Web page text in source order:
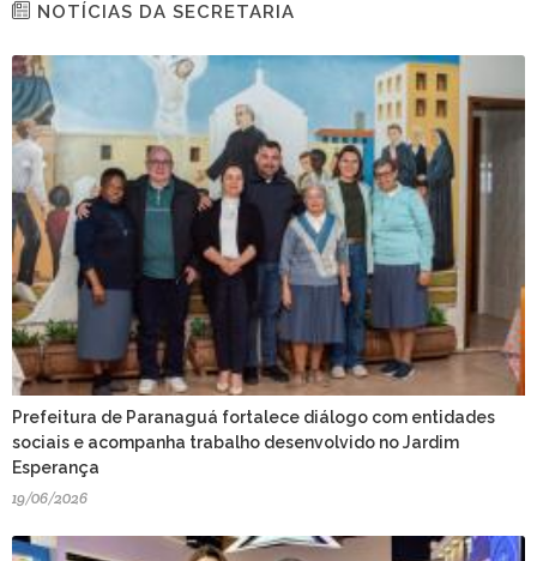
NOTÍCIAS DA SECRETARIA
Prefeitura de Paranaguá fortalece diálogo com entidades
sociais e acompanha trabalho desenvolvido no Jardim
Esperança
19/06/2026